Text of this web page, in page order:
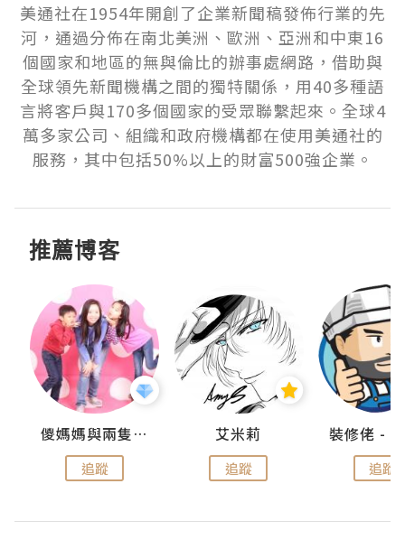
美通社在1954年開創了企業新聞稿發佈行業的先
河，通過分佈在南北美洲、歐洲、亞洲和中東16
個國家和地區的無與倫比的辦事處網路，借助與
全球領先新聞機構之間的獨特關係，用40多種語
言將客戶與170多個國家的受眾聯繫起來。全球4
萬多家公司、組織和政府機構都在使用美通社的
服務，其中包括50%以上的財富500強企業。
推薦博客
儍媽媽與兩隻小魔怪之家
追蹤
艾米莉
追蹤 追蹤